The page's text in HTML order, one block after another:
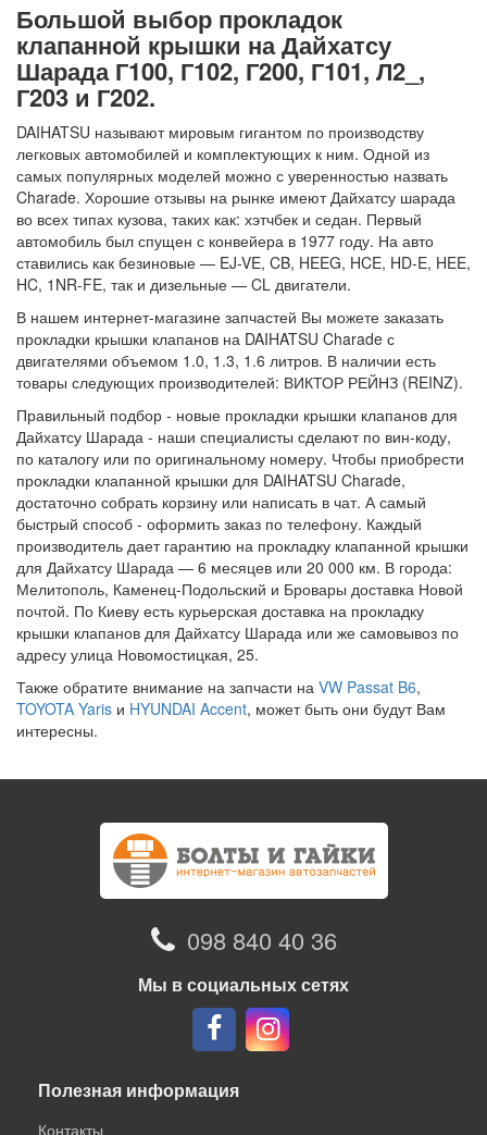
Большой выбор прокладок
клапанной крышки на Дайхатсу
Шарада Г100, Г102, Г200, Г101, Л2_,
Г203 и Г202.
DAIHATSU называют мировым гигантом по производству
легковых автомобилей и комплектующих к ним. Одной из
самых популярных моделей можно с уверенностью назвать
Charade. Хорошие отзывы на рынке имеют Дайхатсу шарада
во всех типах кузова, таких как: хэтчбек и седан. Первый
автомобиль был спущен с конвейера в 1977 году. На авто
ставились как безиновые — EJ-VE, CB, HEEG, HCE, HD-E, HEE,
HC, 1NR-FE, так и дизельные — CL двигатели.
В нашем интернет-магазине запчастей Вы можете заказать
прокладки крышки клапанов на DAIHATSU Charade с
двигателями объемом 1.0, 1.3, 1.6 литров. В наличии есть
товары следующих производителей: ВИКТОР РЕЙНЗ (REINZ).
Правильный подбор - новые прокладки крышки клапанов для
Дайхатсу Шарада - наши специалисты сделают по вин-коду,
по каталогу или по оригинальному номеру. Чтобы приобрести
прокладки клапанной крышки для DAIHATSU Charade,
достаточно собрать корзину или написать в чат. А самый
быстрый способ - оформить заказ по телефону. Каждый
производитель дает гарантию на прокладку клапанной крышки
для Дайхатсу Шарада — 6 месяцев или 20 000 км. В города:
Мелитополь, Каменец-Подольский и Бровары доставка Новой
почтой. По Киеву есть курьерская доставка на прокладку
крышки клапанов для Дайхатсу Шарада или же самовывоз по
адресу улица Новомостицкая, 25.
Также обратите внимание на запчасти на VW Passat B6,
TOYOTA Yaris и HYUNDAI Accent, может быть они будут Вам
интересны.
098 840 40 36
Мы в социальных сетях
Полезная информация
Контакты